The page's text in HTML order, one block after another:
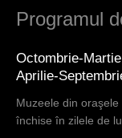
Programul
Octombrie-
Aprilie-
Muzeele din
închise în zilele de